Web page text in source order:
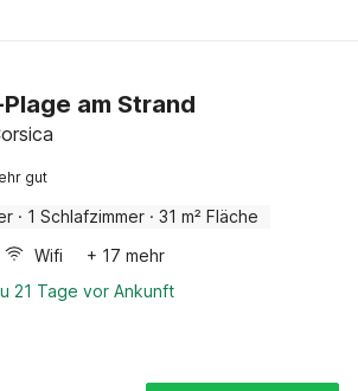
am Strand
gut
· 1 Schlafzimmer · 31 m² Fläche
Wifi
+ 17 mehr
21 Tage vor Ankunft